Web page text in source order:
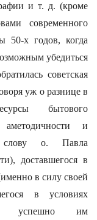
и т. д. (кроме
современного
50-х годов, когда
убедиться
советская
уж о разнице в
бытового
и
слову о. Павла
доставшегося в
в силу своей
в условиях
и успешно им